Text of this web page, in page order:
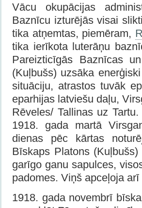
Vācu okupācijas
Baznīcu izturējās visai
tika atņemtas, piemēram,
tika ierīkota luterāņu
Pareizticīgās Baznīcas
(Kuļbušs) uzsāka
situāciju, atrastos tuvāk
eparhijas latviešu daļu,
Rēveles/ Tallinas uz
1918. gada martā
dienas pēc kārtas
Bīskaps Platons
garīgo ganu sapulces,
padomes. Viņš apceļoja
1918. gada novembrī